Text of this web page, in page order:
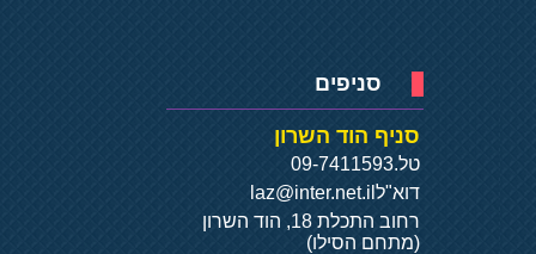
סניפים
סניף הוד השרון
טל.09-7411593
דוא"ל laz@inter.net.il
רחוב התכלת 18, הוד השרון
(מתחם הסילו)